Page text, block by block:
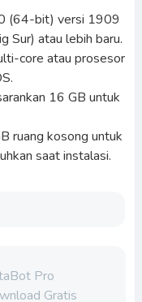
(64-bit) versi 1909
Sur) atau lebih baru.
core atau prosesor
16 GB untuk
ruang kosong untuk
saat instalasi.
Pro
Gratis